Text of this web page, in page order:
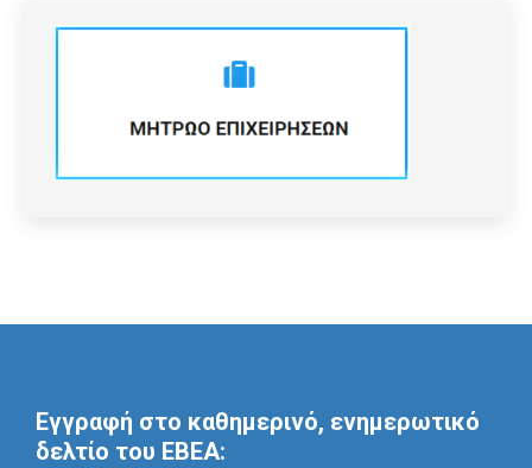
Εγγραφή στο καθημερινό, ενημερωτικό
δελτίο του ΕΒΕΑ: